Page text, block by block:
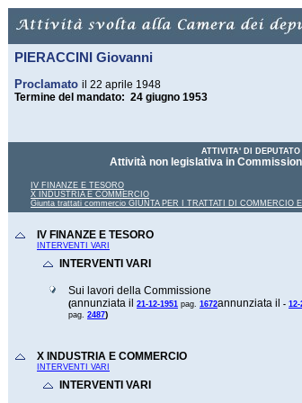
PIERACCINI Giovanni
Proclamato il 22 aprile 1948
Termine del mandato: 24 giugno 1953
ATTIVITA' DI DEPUTATO
Attività non legislativa in
IV FINANZE E TESORO
X INDUSTRIA E COMMERCIO
Giunta trattati commercio GIUNTA PER I TRATTATI DI COMMERCIO
IV FINANZE E TESORO
INTERVENTI VARI
INTERVENTI VARI
Sui lavori della Commissione
(annunziata il 21-12-1951 pag. 1672annunziata il - 12-
pag. 2487)
X INDUSTRIA E COMMERCIO
INTERVENTI VARI
INTERVENTI VARI